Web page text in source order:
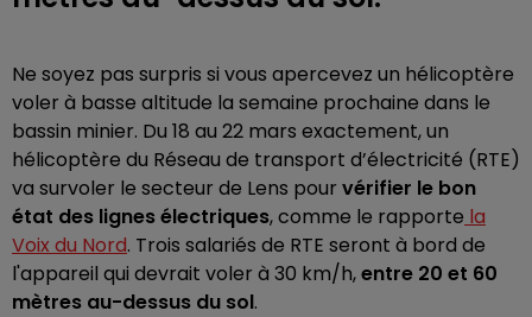
Ne soyez pas surpris si vous apercevez un hélicoptère
voler à basse altitude la semaine prochaine dans le
bassin minier. Du 18 au 22 mars exactement, un
hélicoptère du Réseau de transport d’électricité (RTE)
va survoler le secteur de Lens pour vérifier le bon
état des lignes électriques, comme le rapporte la
Voix du Nord. Trois salariés de RTE seront à bord de
l'appareil qui devrait voler à 30 km/h,entre 20 et 60
mètres au-dessus du sol.